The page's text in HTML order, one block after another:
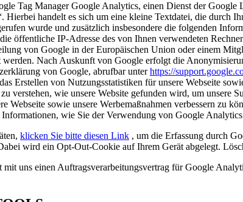
Tag Manager Google Analytics, einen Dienst der
handelt es sich um eine kleine Textdatei, die durch
wurde und zusätzlich insbesondere die folgenden
öffentliche IP-Adresse des von Ihnen verwendeten
von Google in der Europäischen Union oder einem
Nach Auskunft von Google erfolgt die
von Google, abrufbar unterhttps://
Erstellen von Nutzungsstatistiken für unsere Webseite
verstehen, wie unsere Website gefunden wird, um unsere
Webseite sowie unsere Werbemaßnahmen verbessern zu
Informationen, wie Sie der Verwendung von Google
klicken Sie bitte diesen Link , um die Erfassung durch
wird ein Opt-Out-Cookie auf Ihrem Gerät abgelegt.
uns einen Auftragsverarbeitungsvertrag für Google